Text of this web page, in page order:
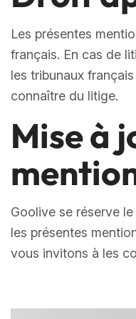
Les présentes
français. En cas de
les tribunaux
connaître du litige.
Mise à
Goolive se réserve
les présentes
vous invitons à les